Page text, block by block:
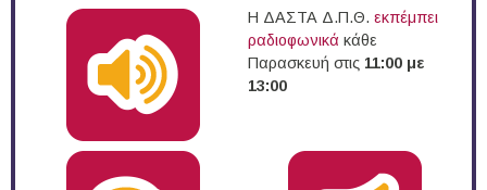
Η ΔΑΣΤΑ Δ.Π.Θ. εκπέμπει
ραδιοφωνικά κάθε
Παρασκευή στις 11:00 με
13:00